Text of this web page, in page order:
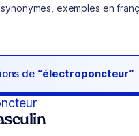
exemples en
de “électroponcteur“